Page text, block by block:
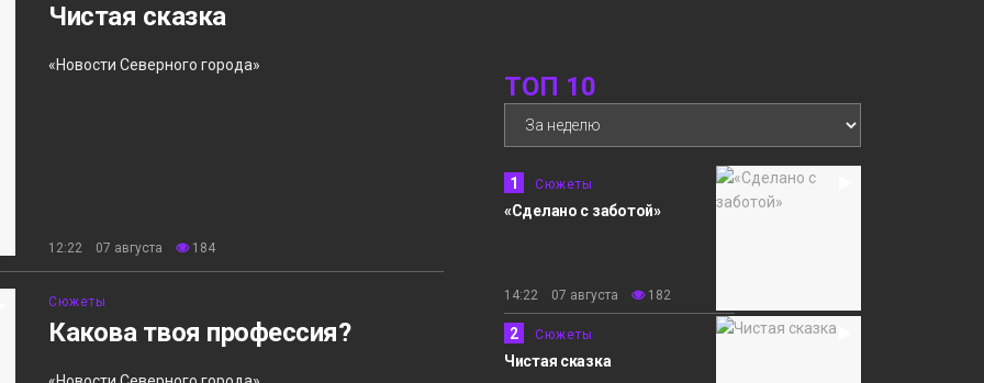
Чистая сказка
«Новости Северного города»
12:22 07 августа 184
Сюжеты
Какова твоя профессия?
12:15
05 августа
«Норильск зовёт»
ТОП 10
1 Сюжеты
«Сделано с заботой»
14:22 07 августа 182
2 Сюжеты
Чистая сказка